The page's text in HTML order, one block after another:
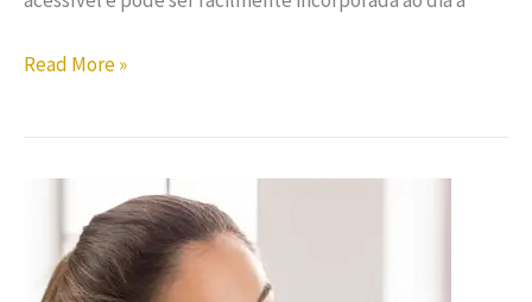
Read More »